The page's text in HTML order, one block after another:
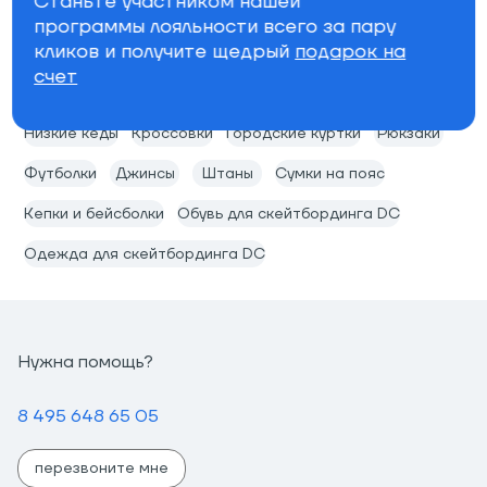
Популярные теги
Низкие кеды Кроссовки Городские куртки Рюкзаки
Футболки Джинсы Штаны Сумки на пояс
Кепки и бейсболки Обувь для скейтбординга DC
Одежда для скейтбординга DC
Нужна помощь?
8 495 648 65 05
перезвоните мне
программы лояльности всего за пару
кликов и получите щедрый подарок на
счет